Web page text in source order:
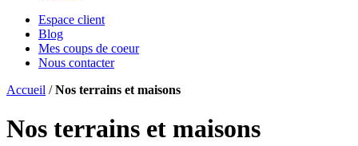
Espace client
Blog
Mes coups de coeur
Nous contacter
Accueil /Nos terrains et maisons
Nos terrains et maisons